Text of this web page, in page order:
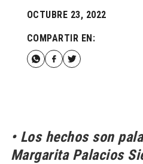
OCTUBRE 23, 2022
COMPARTIR EN:
• Los hechos son
Margarita Palacios